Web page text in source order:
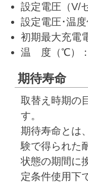
設定電圧（V/
設定電圧･温
初期最大充電
温 度（℃）
期待寿命
取替え時期の
す。
期待寿命とは
験で得られた
状態の期間に
定条件使用下